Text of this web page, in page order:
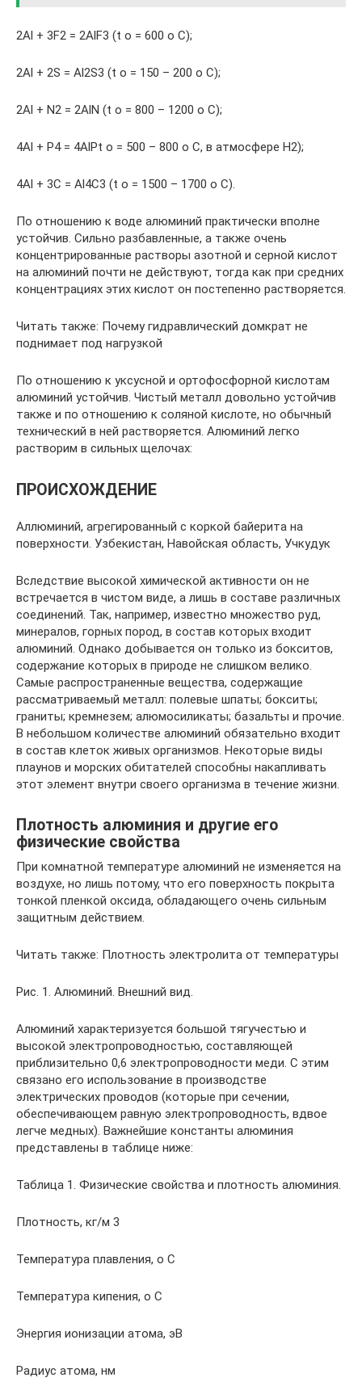
2Al + 3F2 = 2AlF3 (t o = 600 o C);
2Al + 2S = Al2S3 (t o = 150 – 200 o C);
2Al + N2 = 2AlN (t o = 800 – 1200 o C);
4Al + P4 = 4AlPt o = 500 – 800 o C, в атмосфере H2);
4Al + 3C = Al4C3 (t o = 1500 – 1700 o C).
По отношению к воде алюминий практически вполне
устойчив. Сильно разбавленные, а также очень
концентрированные растворы азотной и серной кислот
на алюминий почти не действуют, тогда как при средних
концентрациях этих кислот он постепенно растворяется.
Читать также: Почему гидравлический домкрат не
поднимает под нагрузкой
По отношению к уксусной и ортофосфорной кислотам
алюминий устойчив. Чистый металл довольно устойчив
также и по отношению к соляной кислоте, но обычный
технический в ней растворяется. Алюминий легко
растворим в сильных щелочах:
ПРОИСХОЖДЕНИЕ
Аллюминий, агрегированный с коркой байерита на
поверхности. Узбекистан, Навойская область, Учкудук
Вследствие высокой химической активности он не
встречается в чистом виде, а лишь в составе различных
соединений. Так, например, известно множество руд,
минералов, горных пород, в состав которых входит
алюминий. Однако добывается он только из бокситов,
содержание которых в природе не слишком велико.
Самые распространенные вещества, содержащие
рассматриваемый металл: полевые шпаты; бокситы;
граниты; кремнезем; алюмосиликаты; базальты и прочие.
В небольшом количестве алюминий обязательно входит
в состав клеток живых организмов. Некоторые виды
плаунов и морских обитателей способны накапливать
этот элемент внутри своего организма в течение жизни.
Плотность алюминия и другие его
физические свойства
При комнатной температуре алюминий не изменяется на
воздухе, но лишь потому, что его поверхность покрыта
тонкой пленкой оксида, обладающего очень сильным
защитным действием.
Читать также: Плотность электролита от температуры
Рис. 1. Алюминий. Внешний вид.
Алюминий характеризуется большой тягучестью и
высокой электропроводностью, составляющей
приблизительно 0,6 электропроводности меди. С этим
связано его использование в производстве
электрических проводов (которые при сечении,
обеспечивающем равную электропроводность, вдвое
легче медных). Важнейшие константы алюминия
представлены в таблице ниже:
Таблица 1. Физические свойства и плотность алюминия.
Плотность, кг/м 3
Температура плавления, o С
Температура кипения, o С
Энергия ионизации атома, эВ
Радиус атома, нм